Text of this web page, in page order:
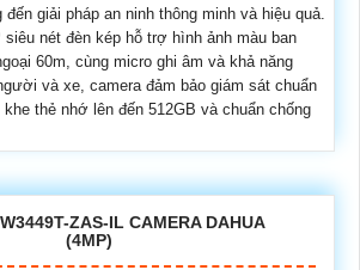
giải pháp an ninh thông minh và hiệu quả.
nét đèn kép hỗ trợ hình ảnh màu ban
60m, cùng micro ghi âm và khả năng
và xe, camera đảm bảo giám sát chuẩn
thẻ nhớ lên đến 512GB và chuẩn chống
ZAS-IL CAMERA DAHUA
(4MP)